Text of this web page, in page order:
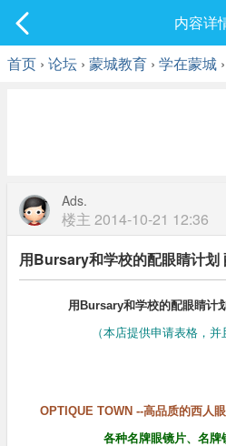
内容详
首页 › 论坛 › 蒙城教育 › 学在蒙城
Ads.
楼主 2014-10-21 12:36
用Bursary和学校的配眼睛计划
用Bursary和学校的配眼睛计
（本店提供申请表格，并
OPTIQUE TOWN --高品质的西人
各种名牌眼镜片、名牌